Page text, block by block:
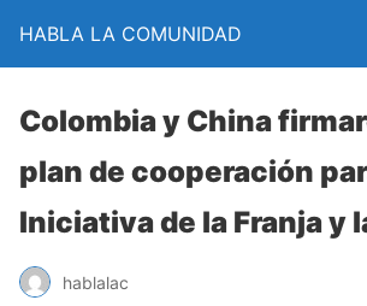
HABLA LA COMUNIDAD
Colombia y China
plan de cooperación
Iniciativa de la Franja y
hablalac